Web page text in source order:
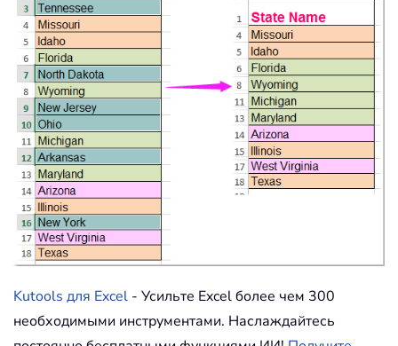
Kutools для Excel - Усильте Excel более чем 300
необходимыми инструментами. Наслаждайтесь